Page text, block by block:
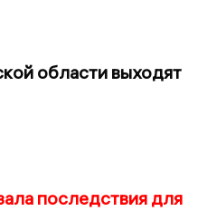
области выходят
последствия для